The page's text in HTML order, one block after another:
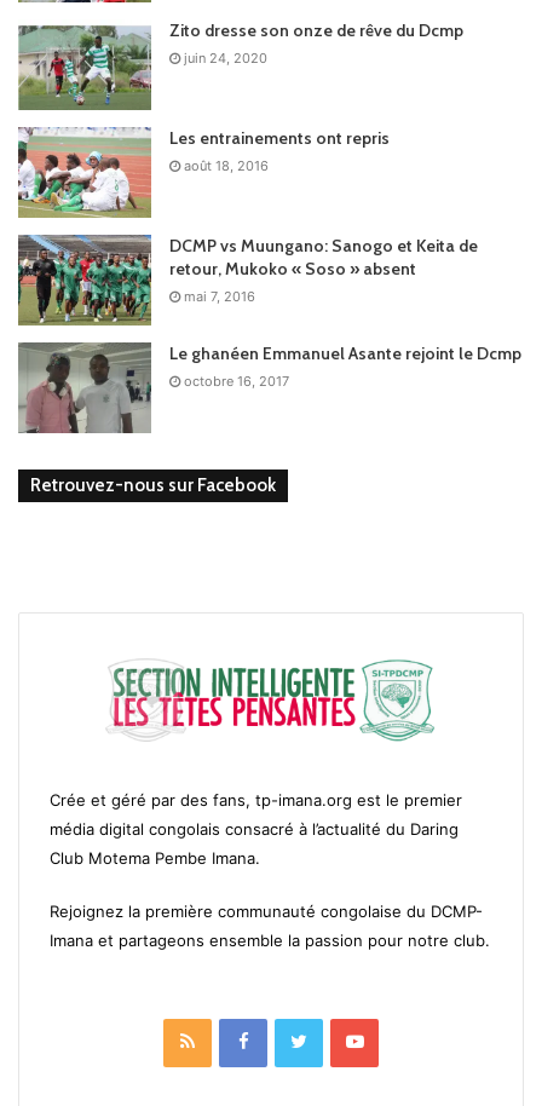
Zito dresse son onze de rêve du Dcmp
juin 24, 2020
Les entrainements ont repris
août 18, 2016
DCMP vs Muungano: Sanogo et Keita de
retour, Mukoko « Soso » absent
mai 7, 2016
Le ghanéen Emmanuel Asante rejoint le Dcmp
octobre 16, 2017
Retrouvez-nous sur Facebook
Crée et géré par des fans, tp-imana.org est le premier
média digital congolais consacré à l’actualité du Daring
Club Motema Pembe Imana.
Rejoignez la première communauté congolaise du DCMP-
Imana et partageons ensemble la passion pour notre club.
RSS FacebookTwitterYouTube